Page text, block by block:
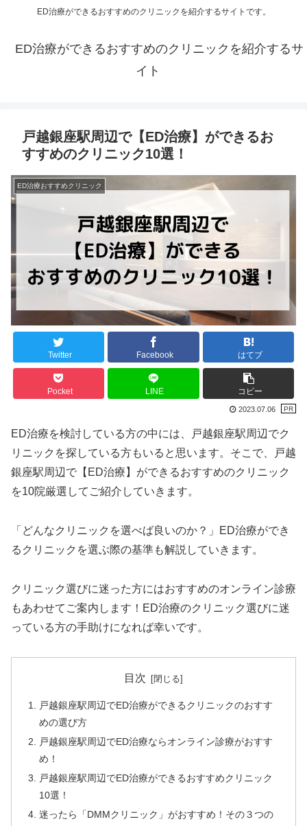
ED治療ができるおすすめのクリニックを紹介するサイトです。
ED治療ができるおすすめのクリニックを紹介するサ
イト
戸越銀座駅周辺で【ED治療】ができるお
すすめのクリニック10選！
ED治療おすすめクリニック
Twitter Facebook はてブ
Pocket LINE コピー
2023.07.06
ED治療を検討している方の中には、戸越銀座駅周辺でク
リニックを探している方もいると思います。そこで、戸越
銀座駅周辺で【ED治療】ができるおすすめのクリニック
を10院厳選してご紹介していきます。
「どんなクリニックを選べば良いのか？」ED治療ができ
るクリニックを選ぶ際の基準も解説していきます。
クリニック選びに迷った方にはおすすめのオンライン診療
もあわせてご案内します！ED治療のクリニック選びに迷
っている方の手助けになれば幸いです。
目次
戸越銀座駅周辺でED治療ができるクリニックのおすす
めの選び方
戸越銀座駅周辺でED治療ならオンライン診療がおすす
め！
戸越銀座駅周辺でED治療ができるおすすめクリニック
10選！
迷ったら「DMMクリニック」がおすすめ！その３つの